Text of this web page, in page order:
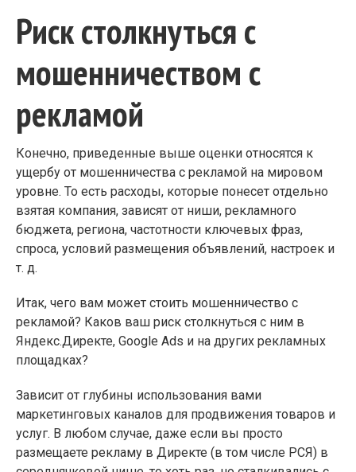
Риск столкнуться с
мошенничеством с
рекламой
Конечно, приведенные выше оценки относятся к
ущербу от мошенничества с рекламой на мировом
уровне. То есть расходы, которые понесет отдельно
взятая компания, зависят от ниши, рекламного
бюджета, региона, частотности ключевых фраз,
спроса, условий размещения объявлений, настроек и
т. д.
Итак, чего вам может стоить мошенничество с
рекламой? Каков ваш риск столкнуться с ним в
Яндекс.Директе, Google Ads и на других рекламных
площадках?
Зависит от глубины использования вами
маркетинговых каналов для продвижения товаров и
услуг. В любом случае, даже если вы просто
размещаете рекламу в Директе (в том числе РСЯ) в